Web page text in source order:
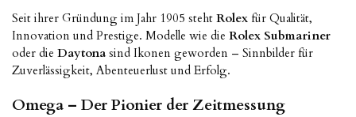
Seit ihrer Gründung im Jahr 1905 steht Rolex für Qualität,
Innovation und Prestige. Modelle wie die Rolex Submariner
oder die Daytona sind Ikonen geworden – Sinnbilder für
Zuverlässigkeit, Abenteuerlust und Erfolg.
Omega – Der Pionier der Zeitmessung